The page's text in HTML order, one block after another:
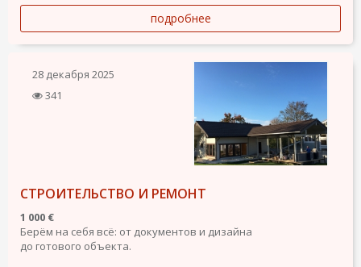
подробнее
28 декабря 2025
341
СТРОИТЕЛЬСТВО И РЕМОНТ
1 000 €
Берём на себя всё: от документов и дизайна
до готового объекта.